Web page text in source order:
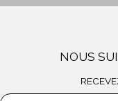
NOUS